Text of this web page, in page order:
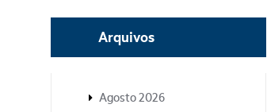
Arquivos
Agosto 2026